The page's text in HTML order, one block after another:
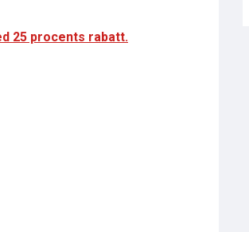
25 procents rabatt.